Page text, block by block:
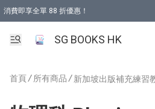
消費即享全單 88 折優惠！
SG BOOKS HK
首頁/ 所有商品 /